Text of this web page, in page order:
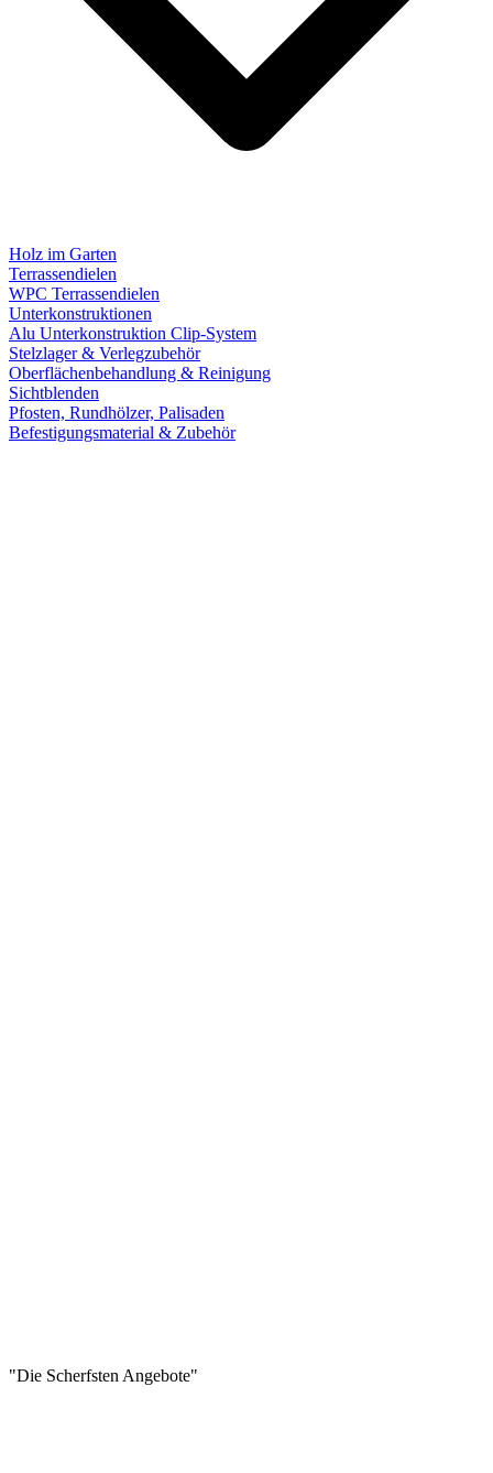
Holz im Garten
Terrassendielen
WPC Terrassendielen
Unterkonstruktionen
Alu Unterkonstruktion Clip-System
Stelzlager & Verlegzubehör
Oberflächenbehandlung & Reinigung
Sichtblenden
Pfosten, Rundhölzer, Palisaden
Befestigungsmaterial & Zubehör
"Die Scherfsten Angebote"